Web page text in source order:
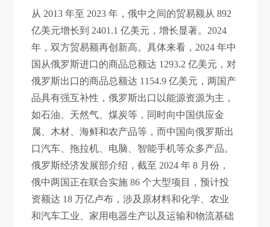
从 2013 年至 2023 年，俄中之间的贸易额从 892
亿美元增长到 2401.1 亿美元，增长显著。2024
年，双方贸易额再创新高。具体来看，2024 年中
国从俄罗斯进口的商品总额达 1293.2 亿美元，对
俄罗斯出口的商品总额达 1154.9 亿美元，两国产
品具有强互补性，俄罗斯出口以能源资源为主，
如石油、天然气、煤炭等，同时向中国供应金
属、木材、海鲜和农产品等，而中国向俄罗斯出
口汽车、拖拉机、电脑、智能手机等众多产品。
俄罗斯经济发展部介绍，截至 2024 年 8 月份，
俄中两国正在联合实施 86 个大型项目，预计投
资额达 18 万亿卢布，涉及原材料和化学、农业
和汽车工业、家用电器生产以及运输和物流基础